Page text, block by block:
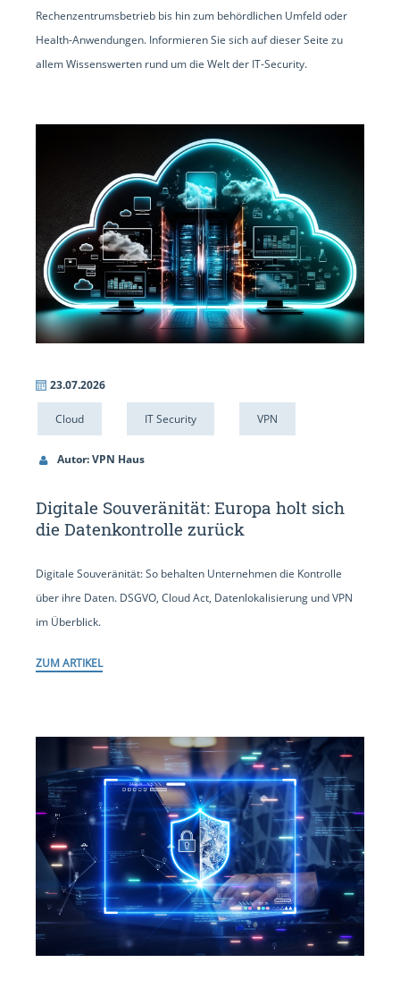
Rechenzentrumsbetrieb bis hin zum behördlichen Umfeld oder
Health-Anwendungen. Informieren Sie sich auf dieser Seite zu
allem Wissenswerten rund um die Welt der IT-Security.
23.07.2026
Cloud IT Security VPN
Autor: VPN Haus
Digitale Souveränität: Europa holt sich
die Datenkontrolle zurück
Digitale Souveränität: So behalten Unternehmen die Kontrolle
über ihre Daten. DSGVO, Cloud Act, Datenlokalisierung und VPN
im Überblick.
ZUM ARTIKEL